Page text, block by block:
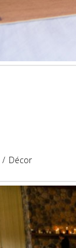
Décor